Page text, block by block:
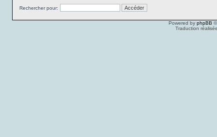
Rechercher pour:
Powered by phpBB
Traduction